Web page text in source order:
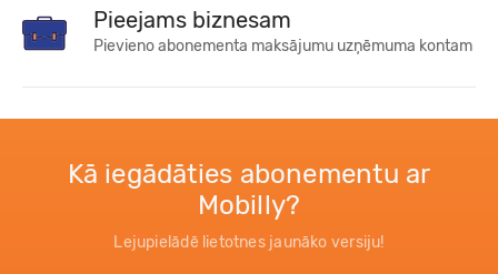
Pieejams biznesam
Pievieno abonementa maksājumu uzņēmuma kontam
Kā iegādāties abonementu ar
Mobilly?
Lejupielādē lietotnes jaunāko versiju!